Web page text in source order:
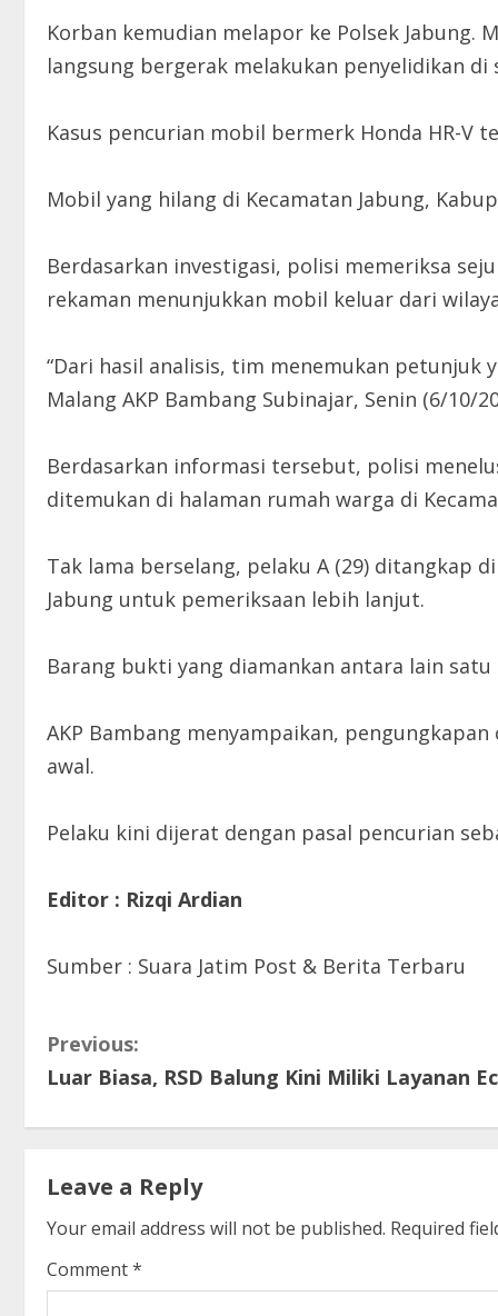
Korban kemudian melapor ke Polsek Jabung.
langsung bergerak melakukan penyelidikan di
Kasus pencurian mobil bermerk Honda HR-V
Mobil yang hilang di Kecamatan Jabung,
Berdasarkan investigasi, polisi memeriksa
rekaman menunjukkan mobil keluar dari
“Dari hasil analisis, tim menemukan petunjuk
Malang AKP Bambang Subinajar, Senin (6/10/
Berdasarkan informasi tersebut, polisi
ditemukan di halaman rumah warga di
Tak lama berselang, pelaku A (29) ditangkap
Jabung untuk pemeriksaan lebih lanjut.
Barang bukti yang diamankan antara lain
AKP Bambang menyampaikan,
awal.
Pelaku kini dijerat dengan pasal pencurian
Editor : Rizqi Ardian
Sumber : Suara Jatim Post & Berita Terbaru
C
o
n
t
i
n
Previous:
Luar Biasa, RSD Balung Kini Miliki Layanan
Leave a Reply
Your email address will not be published. Required
Comment*